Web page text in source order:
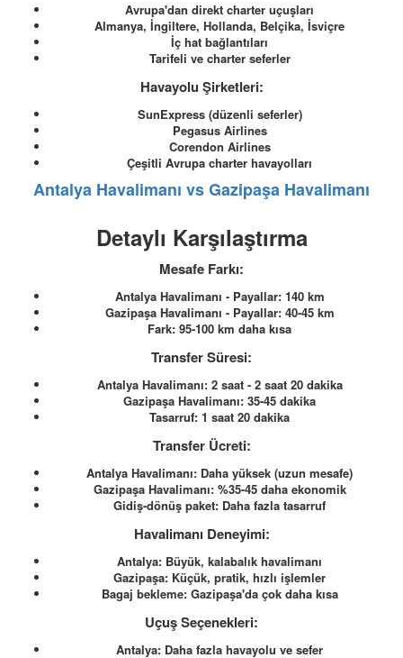
Avrupa'dan direkt charter uçuşları
Almanya, İngiltere, Hollanda, Belçika, İsviçre
İç hat bağlantıları
Tarifeli ve charter seferler
Havayolu Şirketleri:
SunExpress (düzenli seferler)
Pegasus Airlines
Corendon Airlines
Çeşitli Avrupa charter havayolları
Antalya Havalimanı vs Gazipaşa Havalimanı
Detaylı Karşılaştırma
Mesafe Farkı:
Antalya Havalimanı - Payallar: 140 km
Gazipaşa Havalimanı - Payallar: 40-45 km
Fark: 95-100 km daha kısa
Transfer Süresi:
Antalya Havalimanı: 2 saat - 2 saat 20 dakika
Gazipaşa Havalimanı: 35-45 dakika
Tasarruf: 1 saat 20 dakika
Transfer Ücreti:
Antalya Havalimanı: Daha yüksek (uzun mesafe)
Gazipaşa Havalimanı: %35-45 daha ekonomik
Gidiş-dönüş paket: Daha fazla tasarruf
Havalimanı Deneyimi:
Antalya: Büyük, kalabalık havalimanı
Gazipaşa: Küçük, pratik, hızlı işlemler
Bagaj bekleme: Gazipaşa'da çok daha kısa
Uçuş Seçenekleri:
Antalya: Daha fazla havayolu ve sefer